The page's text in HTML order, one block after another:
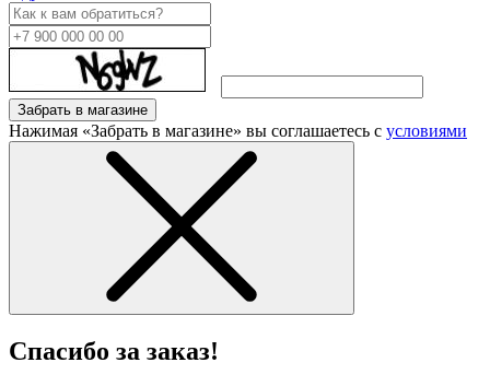
Забрать в магазине
Нажимая «Забрать в магазине» вы соглашаетесь с условиями
Спасибо за заказ!